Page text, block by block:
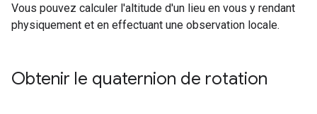
Vous pouvez calculer l'altitude d'un lieu en vous y rendant
physiquement et en effectuant une observation locale.
Obtenir le quaternion de rotation